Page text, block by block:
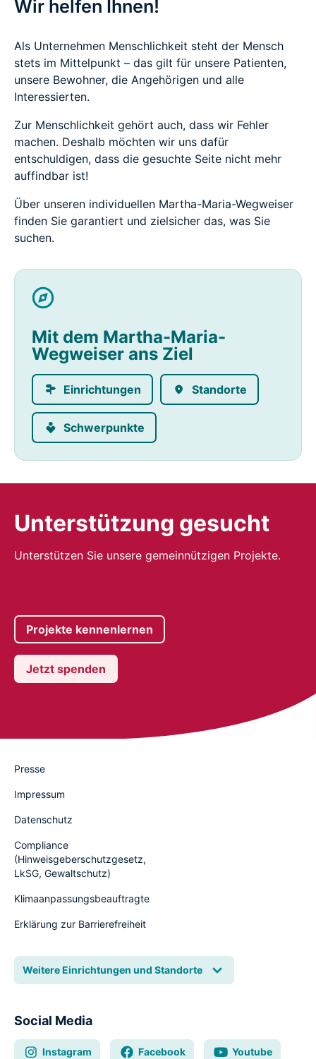
Wir helfen Ihnen!
Als Unternehmen Menschlichkeit steht der Mensch
stets im Mittelpunkt – das gilt für unsere Patienten,
unsere Bewohner, die Angehörigen und alle
Interessierten.
Zur Menschlichkeit gehört auch, dass wir Fehler
machen. Deshalb möchten wir uns dafür
entschuldigen, dass die gesuchte Seite nicht mehr
auffindbar ist!
Über unseren individuellen Martha-Maria-Wegweiser
finden Sie garantiert und zielsicher das, was Sie
suchen.
Mit dem Martha-Maria-
Wegweiser ans Ziel
Einrichtungen Standorte
Schwerpunkte
Unterstützung gesucht
Unterstützen Sie unsere gemeinnützigen Projekte.
Jetzt spenden
Projekte kennenlernen
Presse
Impressum
Datenschutz
Compliance
(Hinweisgeberschutzgesetz,
LkSG, Gewaltschutz)
Klimaanpassungsbeauftragte
Erklärung zur Barrierefreiheit
Weitere Einrichtungen und Standorte
Social Media
Instagram Facebook Youtube